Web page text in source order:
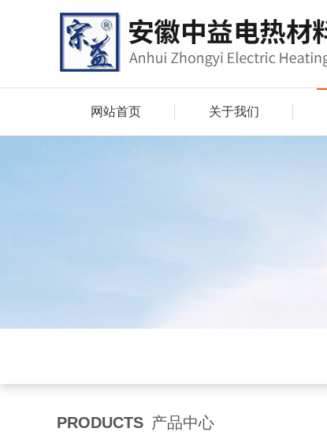
网站首页 关于我们
PRODUCTS 产品中心